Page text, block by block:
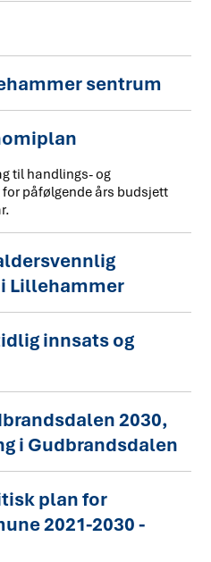
sentrum
til handlings- og
påfølgende års budsjett
Lillehammer
innsats og
2030,
i Gudbrandsdalen
plan for
2021-2030 -